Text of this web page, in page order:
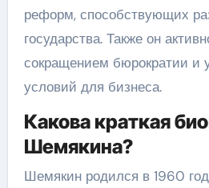
реформ, способствующих
государства. Также он
сокращением бюрократии и
условий для бизнеса.
Какова краткая
Шемякина?
Шемякин родился в 1960